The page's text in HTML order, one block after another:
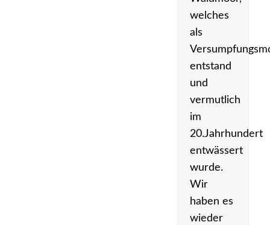
welches
als
entstand
und
vermutlich
im
20.Jahrhundert
entwässert
wurde.
Wir
haben es
wieder